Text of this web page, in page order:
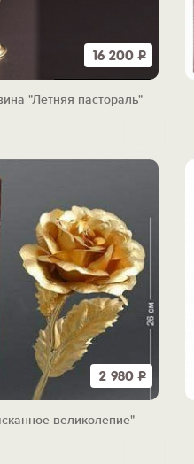
16 200Р
"Летняя пастораль"
2 980Р
великолепие"